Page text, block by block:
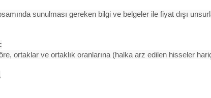
sunulması gereken bilgi ve belgeler ile fiyat dışı
ortaklar ve ortaklık oranlarına (halka arz edilen hisseler